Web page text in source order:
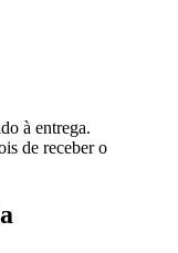
à entrega.
de receber o